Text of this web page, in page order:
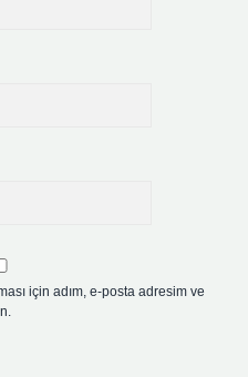
için adım, e-posta adresim ve